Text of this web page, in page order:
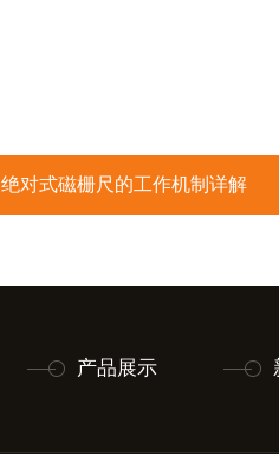
绝对式磁栅尺的工作机制详解
产品展示